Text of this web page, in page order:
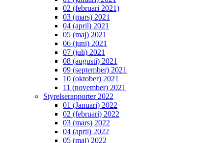
02 (februari 2021)
03 (mars) 2021
04 (april) 2021
05 (maj) 2021
06 (juni) 2021
07 (juli) 2021
08 (augusti) 2021
09 (september) 2021
10 (oktober) 2021
11 (november) 2021
Styrelserapporter 2022
01 (Januari) 2022
02 (februari) 2022
03 (mars) 2022
04 (april) 2022
05 (maj) 2022